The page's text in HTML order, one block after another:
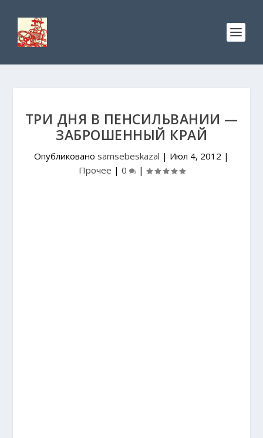
ТРИ ДНЯ В ПЕНСИЛЬВАНИИ —
ЗАБРОШЕННЫЙ КРАЙ
Опубликовано samsebeskazal | Июл 4, 2012 |
Прочее | 0 |